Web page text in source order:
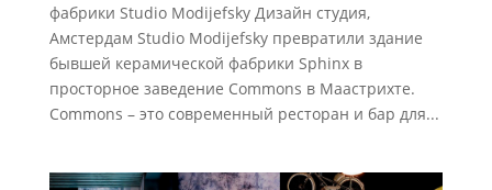
фабрики Studio Modijefsky Дизайн студия,
Амстердам Studio Modijefsky превратили здание
бывшей керамической фабрики Sphinx в
просторное заведение Commons в Маастрихте.
Commons – это современный ресторан и бар для...